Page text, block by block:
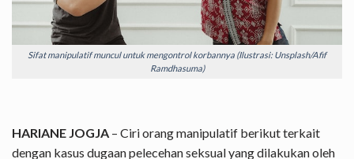
Sifat manipulatif muncul untuk mengontrol korbannya (Ilustrasi: Unsplash/Afif
Ramdhasuma)
HARIANE JOGJA – Ciri orang manipulatif berikut terkait
dengan kasus dugaan pelecehan seksual yang dilakukan oleh